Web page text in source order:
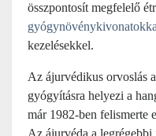
összpontosít megfelelő
kezelésekkel.
Az ájurvédikus orvoslás
gyógyításra helyezi a
már 1982-ben felismerte
Az ájurvéda a legrégebbi